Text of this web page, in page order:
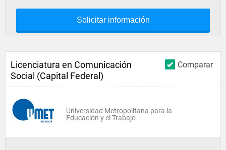
Solicitar información
Comparar
Licenciatura en Comunicación
Social (Capital Federal)
Universidad Metropolitana para la
Educación y el Trabajo